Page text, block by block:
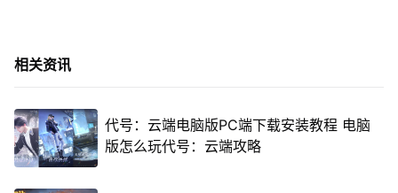
相关资讯
代号：云端电脑版PC端下载安装教程 电脑
版怎么玩代号：云端攻略